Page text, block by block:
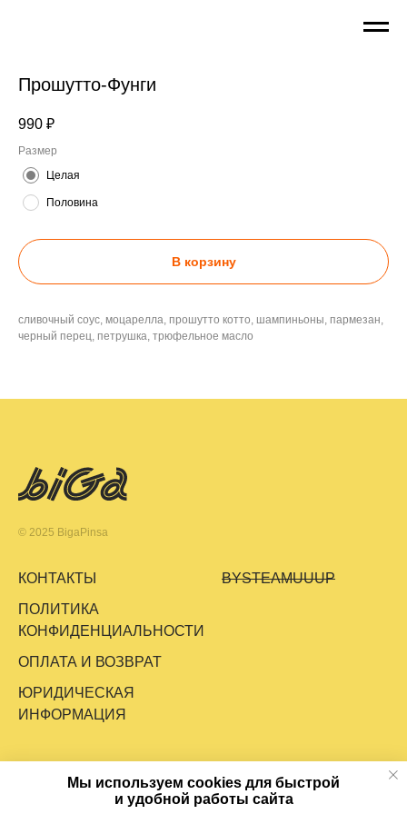
Мы используем cookies для быстрой
и удобной работы сайта
Прошутто-Фунги
990 ₽
Размер
Целая
Половина
В корзину
сливочный соус, моцарелла, прошутто котто, шампиньоны, пармезан,
черный перец, петрушка, трюфельное масло
© 2025 BigaPinsa
КОНТАКТЫ
ПОЛИТИКА
КОНФИДЕНЦИАЛЬНОСТИ
ОПЛАТА И ВОЗВРАТ
ЮРИДИЧЕСКАЯ
ИНФОРМАЦИЯ
BYSTEAMUUUP